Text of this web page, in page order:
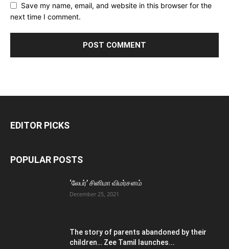
Save my name, email, and website in this browser for the
next time I comment.
EDITOR PICKS
POPULAR POSTS
‘லேபர்’ சினிமா விமர்சனம்
December 25, 2021
The story of parents abandoned by their
children… Zee Tamil launches...